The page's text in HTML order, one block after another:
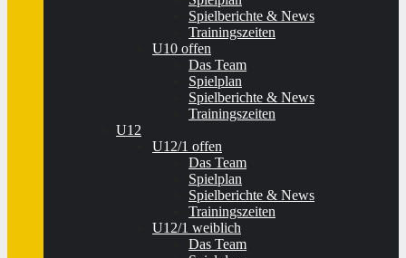
Spielberichte & News
Trainingszeiten
U10 offen
Das Team
Spielplan
Spielberichte & News
Trainingszeiten
U12
U12/1 offen
Das Team
Spielplan
Spielberichte & News
Trainingszeiten
U12/1 weiblich
Das Team